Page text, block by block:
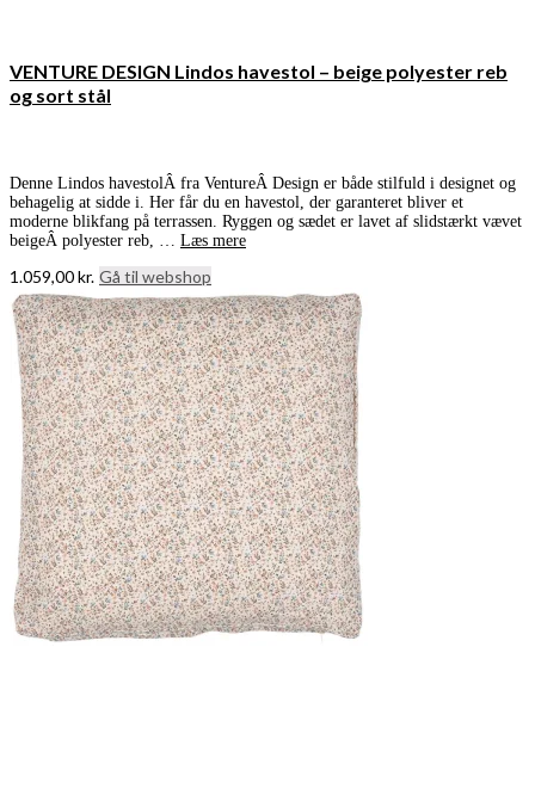
VENTURE DESIGN Lindos havestol – beige polyester reb
og sort stål
Denne Lindos havestolÂ fra VentureÂ Design er både stilfuld i designet og
behagelig at sidde i. Her får du en havestol, der garanteret bliver et
moderne blikfang på terrassen. Ryggen og sædet er lavet af slidstærkt vævet
beigeÂ polyester reb, … Læs mere
1.059,00kr. Gå til webshop